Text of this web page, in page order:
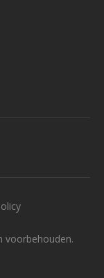
voorbehouden.